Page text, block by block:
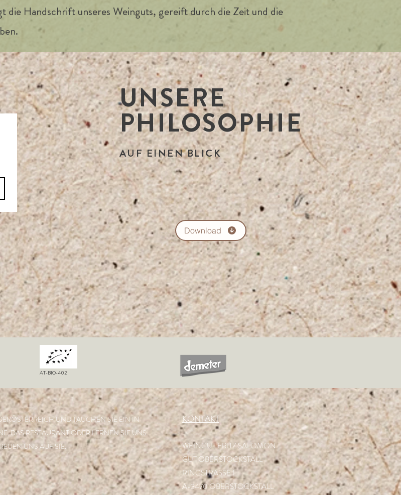
die Handschrift unseres Weinguts, gereift durch die Zeit und die
UNSERE
PHILOSOPHIE
AUF EINEN BLICK
Download
AT-BIO-402
UND TAUCHEN SIE EIN IN
DAS RESTAURANT ODER LERNEN SIE UNS
UNS AUF SIE.
KONTAKT
WEINGUT FRITZ SALOMON
GUT OBERSTOCKSTALL
RINGSTRASSE 1
A-3470 OBERSTOCKSTALL